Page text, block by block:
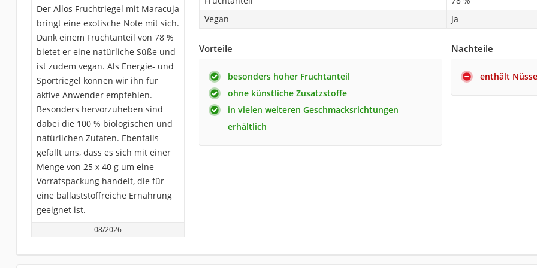
Der Allos Fruchtriegel mit Maracuja
bringt eine exotische Note mit sich.
Dank einem Fruchtanteil von 78 %
bietet er eine natürliche Süße und
ist zudem vegan. Als Energie- und
Sportriegel können wir ihn für
aktive Anwender empfehlen.
Besonders hervorzuheben sind
dabei die 100 % biologischen und
natürlichen Zutaten. Ebenfalls
gefällt uns, dass es sich mit einer
Menge von 25 x 40 g um eine
Vorratspackung handelt, die für
eine ballaststoffreiche Ernährung
geeignet ist.
08/2026
Vegan
Ja
Vorteile
besonders hoher Fruchtanteil
ohne künstliche Zusatzstoffe
in vielen weiteren Geschmacksrichtungen
erhältlich
Nachteile
enthält